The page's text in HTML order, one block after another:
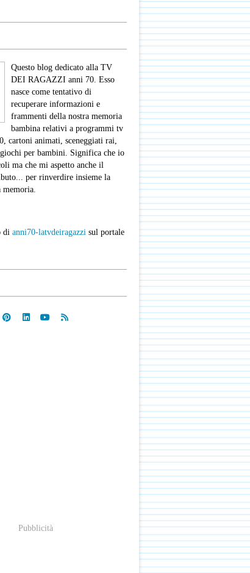
Questo blog dedicato alla TV
DEI RAGAZZI anni 70. Esso
nasce come tentativo di
recuperare informazioni e
frammenti della nostra memoria
bambina relativi a programmi tv
cartoni animati, sceneggiati rai,
per bambini. Significa che io
ma che mi aspetto anche il
per rinverdire insieme la
memoria.
di anni70-latvdeiragazzi sul portale
Pubblicità